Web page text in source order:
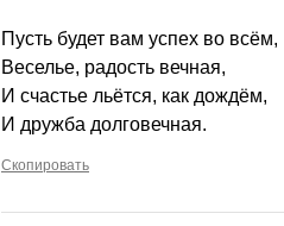
Пусть будет вам успех во всём,
Веселье, радость вечная,
И счастье льётся, как дождём,
И дружба долговечная.
Скопировать